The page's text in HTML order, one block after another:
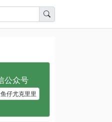
仔尤克里里